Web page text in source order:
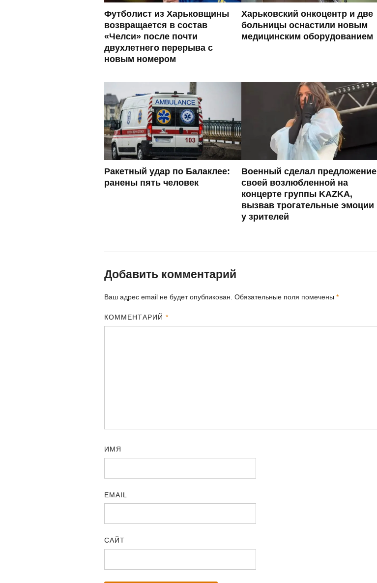
Футболист из Харьковщины
возвращается в состав
«Челси» после почти
двухлетнего перерыва с
новым номером
Харьковский онкоцентр и две
больницы оснастили новым
медицинским оборудованием
Ракетный удар по Балаклее:
ранены пять человек
Военный сделал предложение
своей возлюбленной на
концерте группы KAZKA,
вызвав трогательные эмоции
у зрителей
Добавить комментарий
Ваш адрес email не будет опубликован. Обязательные поля помечены *
КОММЕНТАРИЙ*
ИМЯ
EMAIL
САЙТ